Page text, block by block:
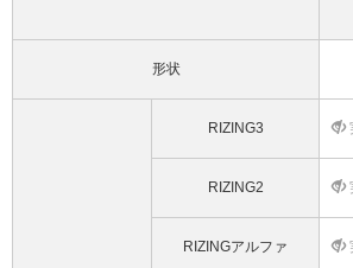
形状
RIZING3
RIZING2
RIZINGアルファ